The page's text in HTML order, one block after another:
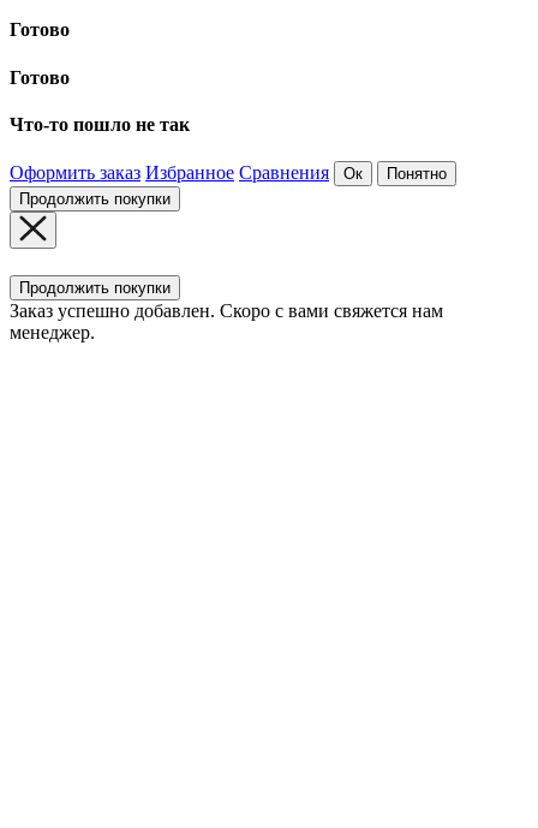
Готово
Готово
Что-то пошло не так
Оформить заказ Избранное Сравнения Ок
Понятно
Продолжить покупки
Продолжить покупки
Заказ успешно добавлен. Скоро с вами свяжется нам
менеджер.